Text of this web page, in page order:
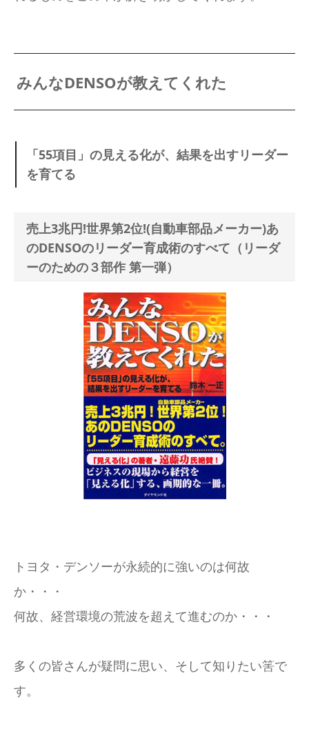
みんなDENSOが教えてくれた
「55項目」の見える化が、結果を出すリーダー
を育てる
売上3兆円!世界第2位!(自動車部品メーカー)あ
のDENSOのリーダー育成術のすべて（リーダ
ーのための３部作 第一弾）
トヨタ・デンソーが永続的に強いのは何故
か・・・
何故、経営環境の荒波を超えて進むのか・・・
多くの皆さんが疑問に思い、そして知りたい筈で
す。